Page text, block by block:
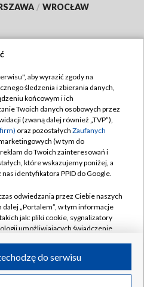
/ WROCŁAW
TVP
TVP
prywatności
zgody
Pomoc
Kanały
S.A. w likwidacji
aby wyrazić zgody na
śledzenia i zbierania danych,
końcowym i ich
Twoich danych osobowych przez
(zwaną dalej również „TVP”),
oraz pozostałych Zaufanych
(w tym do
do Twoich zainteresowań i
które wskazujemy poniżej, a
identyfikatora PPID do Google.
odwiedzania przez Ciebie naszych
dalej „Portalem”, w tym informacje
jak: pliki cookie, sygnalizatory
umożliwiających świadczenie
odwiedzania przez Ciebie
do serwisu